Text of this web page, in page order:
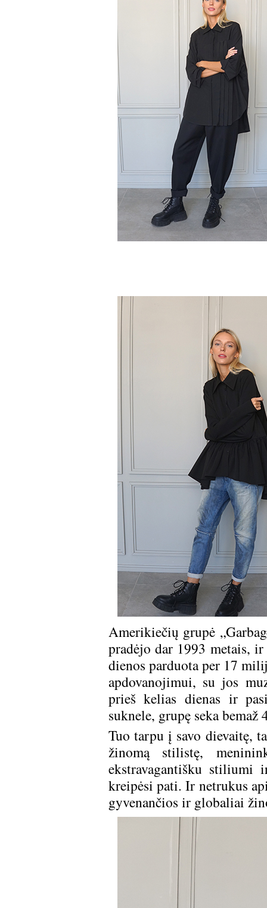
Amerikiečių grupė
pradėjo dar 1993 metais,
dienos parduota per 17
apdovanojimui, su jos
prieš kelias dienas ir
suknele, grupę seka
Tuo tarpu į savo dievaitę,
žinomą stilistę,
ekstravagantišku stiliumi
kreipėsi pati. Ir netrukus
gyvenančios ir globaliai